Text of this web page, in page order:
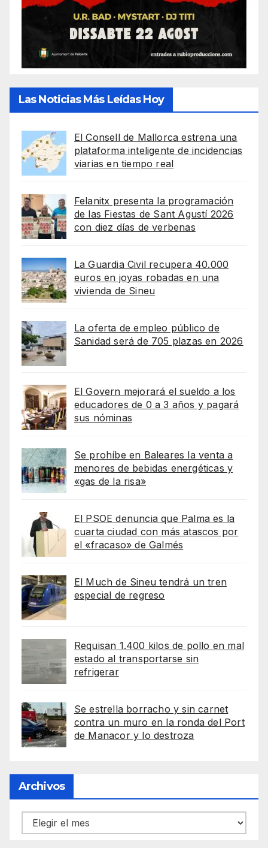
Las Noticias Más Leídas Hoy
El Consell de Mallorca estrena una
plataforma inteligente de incidencias
viarias en tiempo real
Felanitx presenta la programación
de las Fiestas de Sant Agustí 2026
con diez días de verbenas
La Guardia Civil recupera 40.000
euros en joyas robadas en una
vivienda de Sineu
La oferta de empleo público de
Sanidad será de 705 plazas en 2026
El Govern mejorará el sueldo a los
educadores de 0 a 3 años y pagará
sus nóminas
Se prohíbe en Baleares la venta a
menores de bebidas energéticas y
«gas de la risa»
El PSOE denuncia que Palma es la
cuarta ciudad con más atascos por
el «fracaso» de Galmés
El Much de Sineu tendrá un tren
especial de regreso
Requisan 1.400 kilos de pollo en mal
estado al transportarse sin
refrigerar
Se estrella borracho y sin carnet
contra un muro en la ronda del Port
de Manacor y lo destroza
Archivos
Archivos